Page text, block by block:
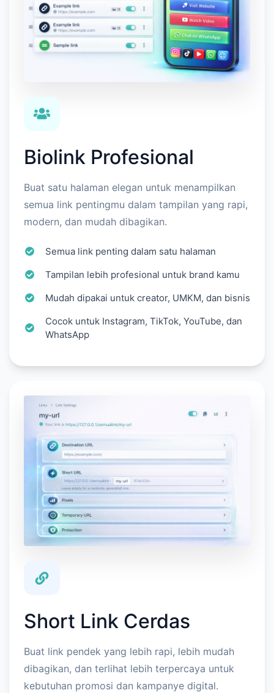
Biolink Profesional
Buat satu halaman elegan untuk menampilkan
semua link pentingmu dalam tampilan yang rapi,
modern, dan mudah dibagikan.
Semua link penting dalam satu halaman
Tampilan lebih profesional untuk brand kamu
Mudah dipakai untuk creator, UMKM, dan bisnis
Cocok untuk Instagram, TikTok, YouTube, dan
WhatsApp
Short Link Cerdas
Buat link pendek yang lebih rapi, lebih mudah
dibagikan, dan terlihat lebih terpercaya untuk
kebutuhan promosi dan kampanye digital.